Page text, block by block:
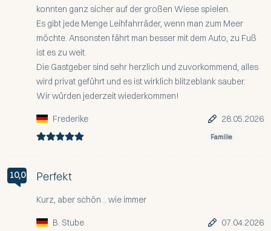
konnten ganz sicher auf der großen Wiese spielen.
Es gibt jede Menge Leihfahrräder, wenn man zum Meer
möchte. Ansonsten fährt man besser mit dem Auto, zu Fuß
ist es zu weit.
Die Gastgeber sind sehr herzlich und zuvorkommend, alles
wird privat geführt und es ist wirklich blitzeblank sauber.
Wir würden jederzeit wiederkommen!
Frederike 28.05.2026
Familie
10,0 Perfekt
Kurz, aber schön .. wie immer
B. Stube 07.04.2026